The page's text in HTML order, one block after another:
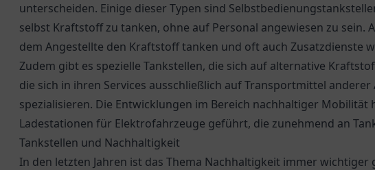
unterscheiden. Einige dieser Typen sind
selbst Kraftstoff zu tanken, ohne auf Personal angewiesen zu sein.
dem Angestellte den Kraftstoff tanken und oft auch Zusatzdienste
Zudem gibt es spezielle Tankstellen, die sich auf alternative
die sich in ihren Services ausschließlich auf Transportmittel anderer
spezialisieren. Die Entwicklungen im Bereich nachhaltiger Mobilität
Ladestationen für Elektrofahrzeuge geführt, die zunehmend an
Tankstellen und Nachhaltigkeit
In den letzten Jahren ist das Thema Nachhaltigkeit immer wichtiger